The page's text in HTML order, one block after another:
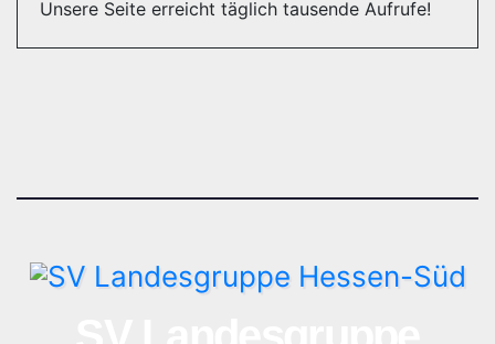
Unsere Seite erreicht täglich tausende Aufrufe!